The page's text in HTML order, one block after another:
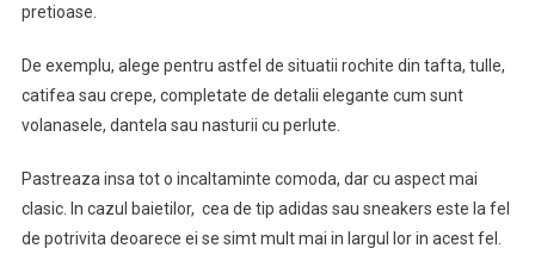
pretioase.
De exemplu, alege pentru astfel de situatii rochite din tafta, tulle,
catifea sau crepe, completate de detalii elegante cum sunt
volanasele, dantela sau nasturii cu perlute.
Pastreaza insa tot o incaltaminte comoda, dar cu aspect mai
clasic. In cazul baietilor, cea de tip adidas sau sneakers este la fel
de potrivita deoarece ei se simt mult mai in largul lor in acest fel.